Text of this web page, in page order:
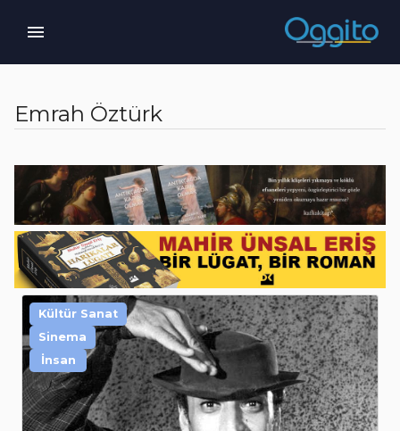
Emrah Öztürk
Kültür Sanat
Sinema
İnsan